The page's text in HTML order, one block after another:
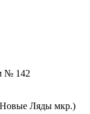
№ 142
Ляды мкр.)